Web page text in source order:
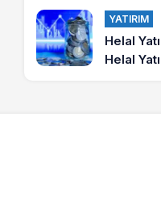
YATIRIM
Helal
Helal